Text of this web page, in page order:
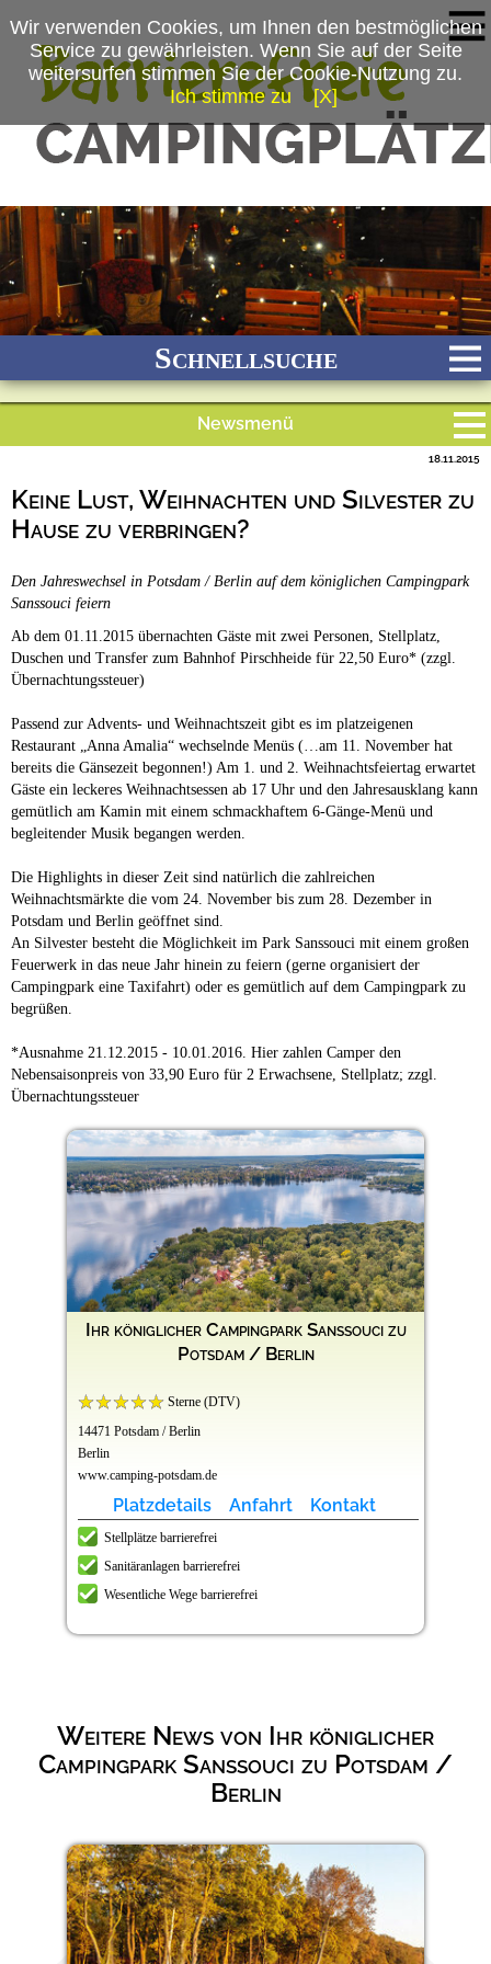
(c) Freizeit-recra GmbHSchnellsuche
Stadtnah
Ganzjährig geöffnet
Barrierefreie Campingplätze
Newsmenü
Campingplätze
Keine Lust, Weihnachten und Silvester zu
Hause zu verbringen?
18.11.2015
Den Jahreswechsel in Potsdam / Berlin auf dem königlichen Campingpark
Sanssouci feiern
Ab dem 01.11.2015 übernachten Gäste mit zwei Personen, Stellplatz,
Duschen und Transfer zum Bahnhof Pirschheide für 22,50 Euro* (zzgl.
Übernachtungssteuer)
Passend zur Advents- und Weihnachtszeit gibt es im platzeigenen
Restaurant „Anna Amalia“ wechselnde Menüs (…am 11. November hat
bereits die Gänsezeit begonnen!) Am 1. und 2. Weihnachtsfeiertag erwartet
Gäste ein leckeres Weihnachtsessen ab 17 Uhr und den Jahresausklang kann
gemütlich am Kamin mit einem schmackhaftem 6-Gänge-Menü und
begleitender Musik begangen werden.
Die Highlights in dieser Zeit sind natürlich die zahlreichen
Weihnachtsmärkte die vom 24. November bis zum 28. Dezember in
Potsdam und Berlin geöffnet sind.
An Silvester besteht die Möglichkeit im Park Sanssouci mit einem großen
Feuerwerk in das neue Jahr hinein zu feiern (gerne organisiert der
Campingpark eine Taxifahrt) oder es gemütlich auf dem Campingpark zu
begrüßen.
*Ausnahme 21.12.2015 - 10.01.2016. Hier zahlen Camper den
Nebensaisonpreis von 33,90 Euro für 2 Erwachsene, Stellplatz; zzgl.
Übernachtungssteuer
Ihr königlicher Campingpark Sanssouci zu
Potsdam / Berlin
Sterne (DTV)
14471 Potsdam / Berlin
Berlin
www.camping-potsdam.de
Platzdetails Anfahrt Kontakt
Stellplätze barrierefrei
Sanitäranlagen barrierefrei
Wesentliche Wege barrierefrei
Weitere News von Ihr königlicher
Campingpark Sanssouci zu Potsdam /
Berlin
Wir verwenden Cookies, um Ihnen den bestmöglichen
Service zu gewährleisten. Wenn Sie auf der Seite
weitersurfen stimmen Sie der Cookie-Nutzung zu.
Ich stimme zu
[X]